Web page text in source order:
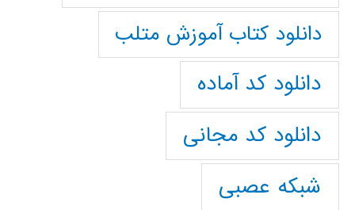
دانلود کتاب آموزش متلب
دانلود کد آماده
دانلود کد مجانی
شبکه عصبی